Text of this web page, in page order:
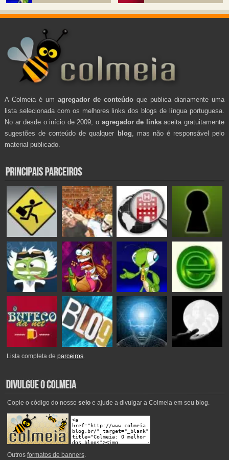
A Colmeia é um agregador de conteúdo que publica diariamente uma
lista selecionada com os melhores links dos blogs de língua portuguesa.
No ar desde o início de 2009, o agregador de linksaceita gratuitamente
sugestões de conteúdo de qualquer blog , mas não é responsável pelo
material publicado.
Lista completa deparceiros.
Copie o código do nosso seloe ajude a divulgar a Colmeia em seu blog.
Outros formatos de banners.